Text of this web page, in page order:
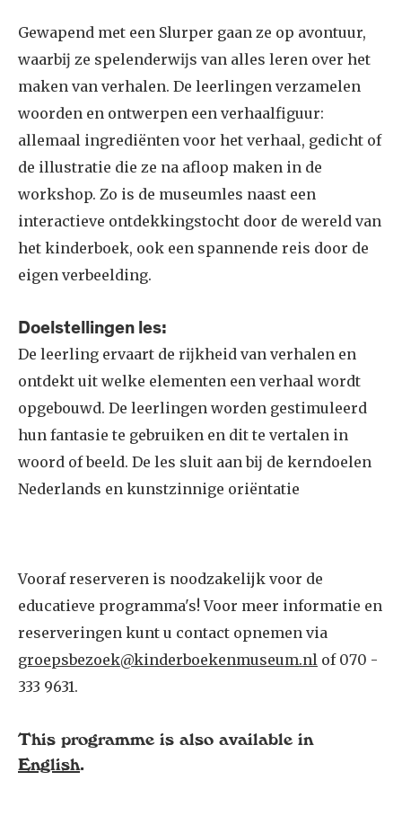
Gewapend met een Slurper gaan ze op avontuur,
waarbĳ ze spelenderwĳs van alles leren over het
maken van verhalen. De leerlingen verzamelen
woorden en ontwerpen een verhaalfiguur:
allemaal ingrediënten voor het verhaal, gedicht of
de illustratie die ze na afloop maken in de
workshop. Zo is de museumles naast een
interactieve ontdekkingstocht door de wereld van
het kinderboek, ook een spannende reis door de
eigen verbeelding.
Doelstellingen les:
De leerling ervaart de rĳkheid van verhalen en
ontdekt uit welke elementen een verhaal wordt
opgebouwd. De leerlingen worden gestimuleerd
hun fantasie te gebruiken en dit te vertalen in
woord of beeld. De les sluit aan bĳ de kerndoelen
Nederlands en kunstzinnige oriëntatie
Vooraf reserveren is noodzakelijk voor de
educatieve programma's! Voor meer informatie en
reserveringen kunt u contact opnemen via
groepsbezoek@kinderboekenmuseum.nl of 070 -
333 9631.
This programme is also available in
English.